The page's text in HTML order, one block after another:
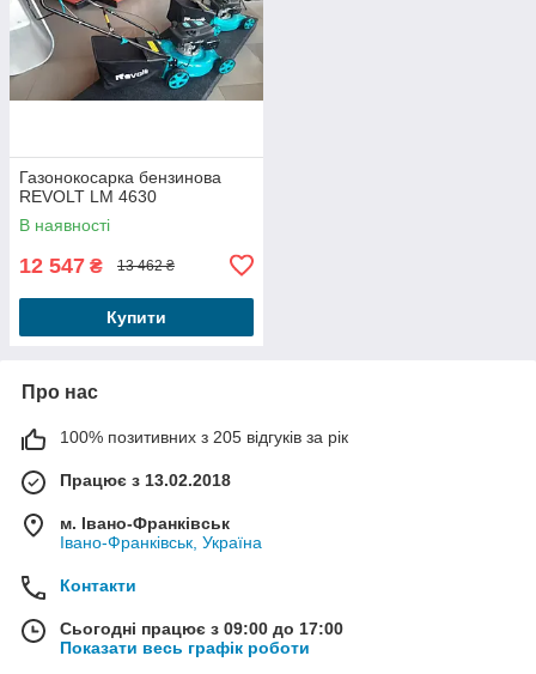
Газонокосарка бензинова
REVOLT LM 4630
В наявності
12 547 ₴ 13 462 ₴
Купити
Про нас
100% позитивних з 205 відгуків за рік
Працює з 13.02.2018
м. Івано-Франківськ
Івано-Франківськ, Україна
Контакти
Сьогодні працює з 09:00 до 17:00
Показати весь графік роботи